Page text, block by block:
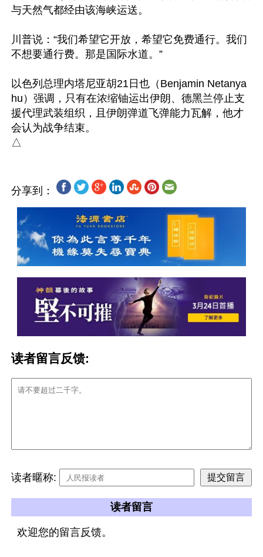
与天然气都经由该海峡运送。
川普说：“我们希望它开放，希望它免费通行。我们
不想要通行费。那是国际水道。”
以色列总理内塔尼亚胡21日也（Benjamin Netanya
hu）强调，只有在浓缩铀运出伊朗、德黑兰停止支
援代理武装组织，且伊朗弹道飞弹能力瓦解，他才
会认为战争结束。
分享到：
读者留言反馈:
读者暱称:
读者留言
欢迎您的留言反馈。